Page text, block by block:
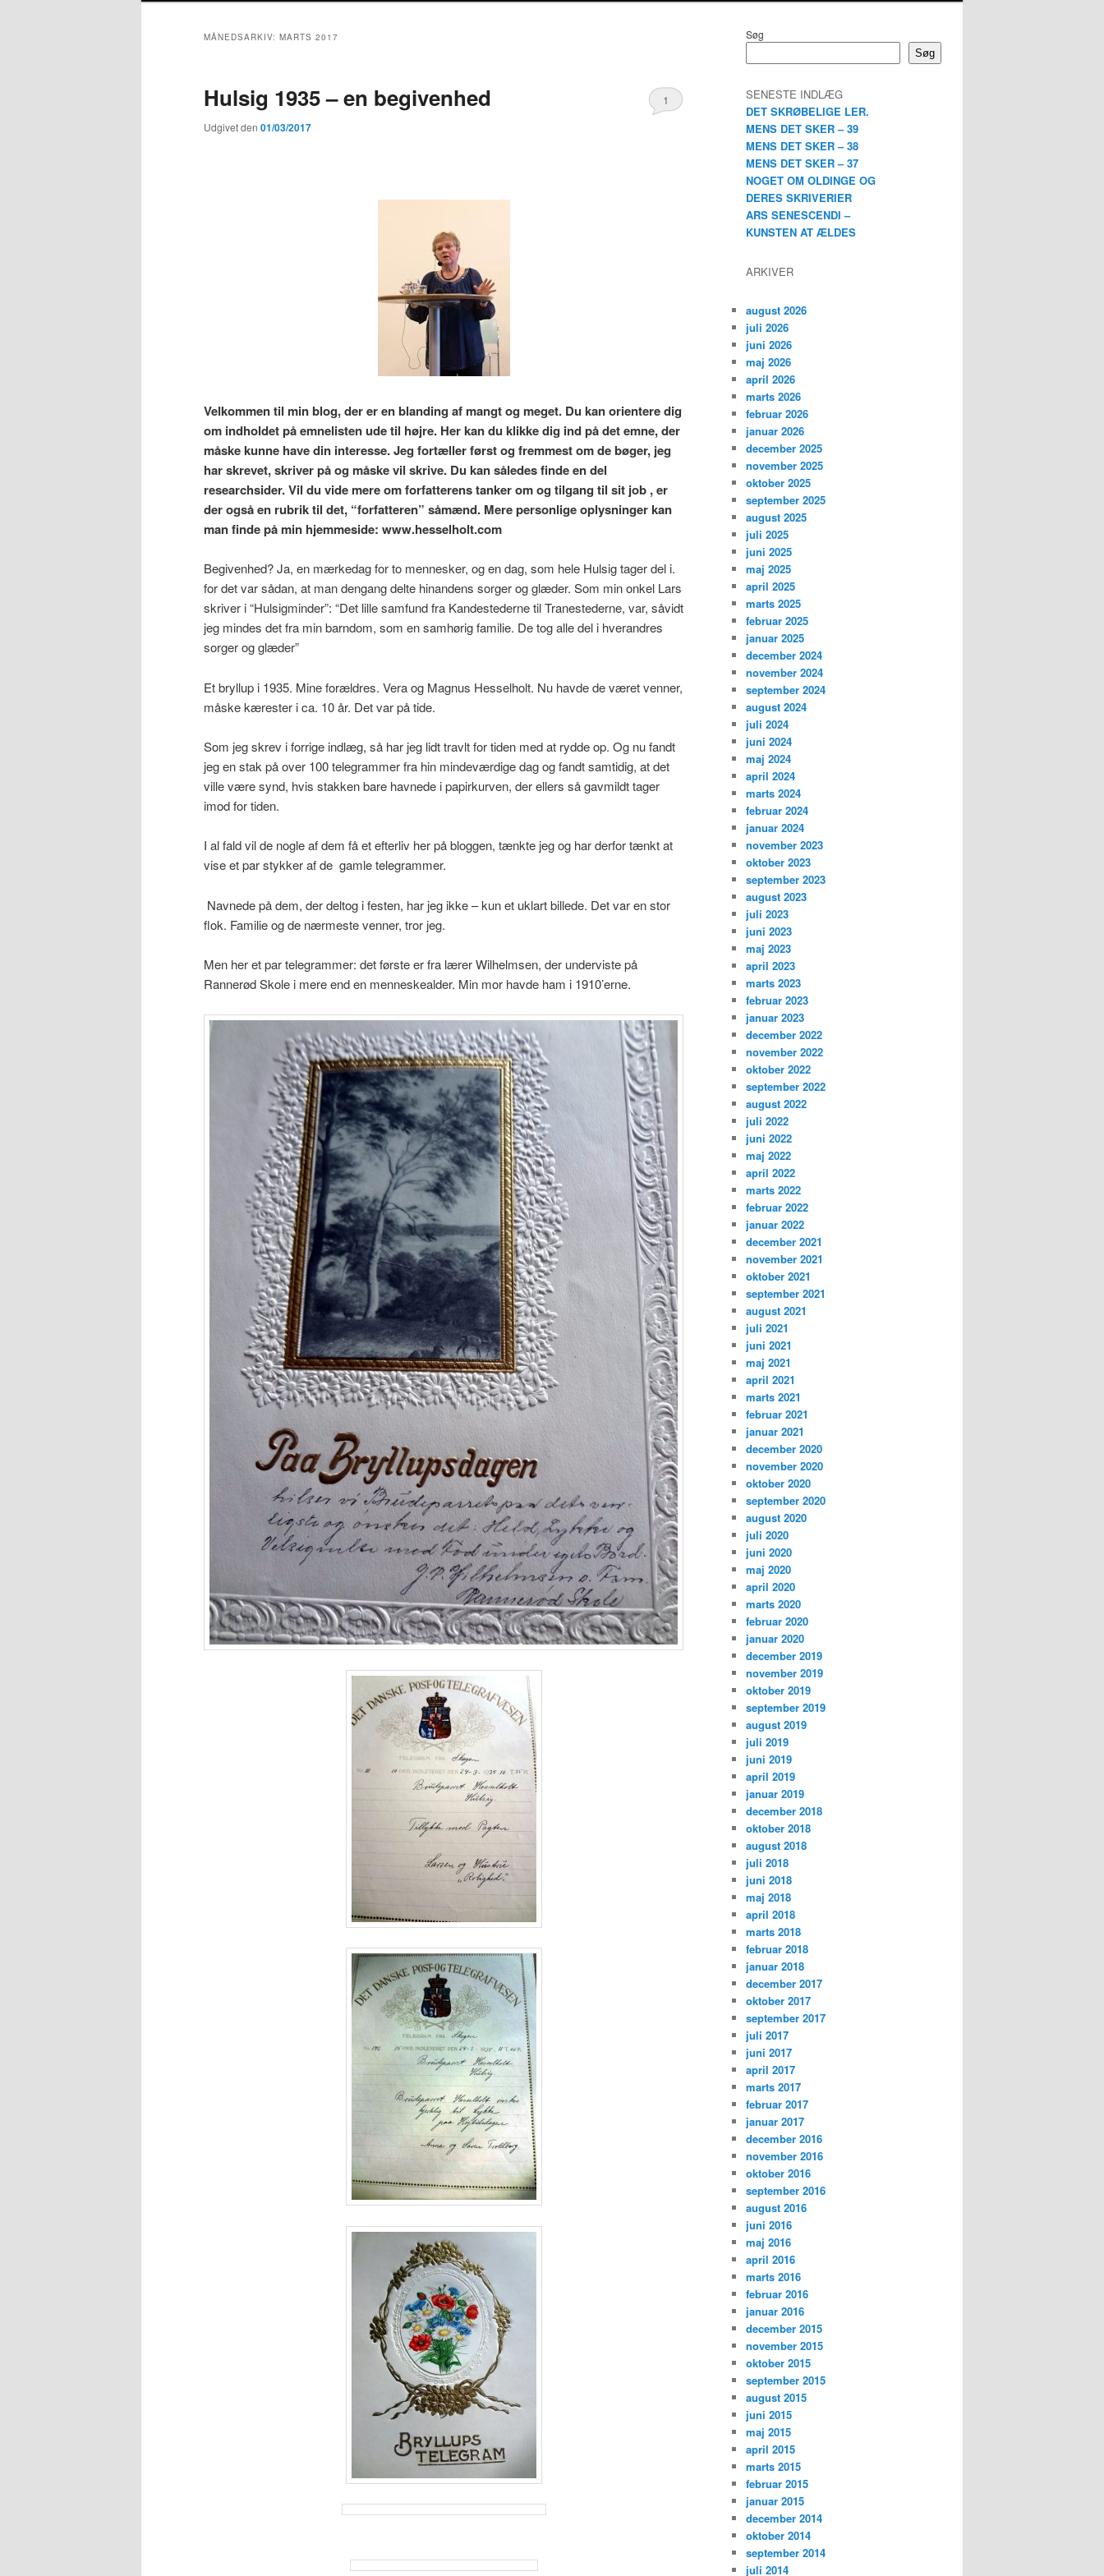
MÅNEDSARKIV: MARTS 2017
Hulsig 1935 – en begivenhed
Udgivet den 01/03/2017
1
Velkommen til min blog,der er en blanding af mangt og meget. Du kan orientere dig
om indholdet på emnelisten ude til højre. Her kan du klikke dig ind på det emne, der
måske kunne have din interesse. Jeg fortæller først og fremmest om de bøger, jeg
har skrevet, skriver på og måske vil skrive. Du kan således finde en del
researchsider. Vil du vide mere om forfatterens tanker om og tilgang til sit job , er
der også en rubrik til det, “forfatteren” såmænd. Mere personlige oplysninger kan
man finde på min hjemmeside: www.hesselholt.com
Begivenhed? Ja, en mærkedag for to mennesker, og en dag, som hele Hulsig tager del i.
for det var sådan, at man dengang delte hinandens sorger og glæder. Som min onkel Lars
skriver i “Hulsigminder”: “Det lille samfund fra Kandestederne til Tranestederne, var, såvidt
jeg mindes det fra min barndom, som en samhørig familie. De tog alle del i hverandres
sorger og glæder”
Et bryllup i 1935. Mine forældres. Vera og Magnus Hesselholt. Nu havde de været venner,
måske kærester i ca. 10 år. Det var på tide.
Som jeg skrev i forrige indlæg, så har jeg lidt travlt for tiden med at rydde op. Og nu fandt
jeg en stak på over 100 telegrammer fra hin mindeværdige dag og fandt samtidig, at det
ville være synd, hvis stakken bare havnede i papirkurven, der ellers så gavmildt tager
imod for tiden.
I al fald vil de nogle af dem få et efterliv her på bloggen, tænkte jeg og har derfor tænkt at
vise et par stykker af de gamle telegrammer.
Navnede på dem, der deltog i festen, har jeg ikke – kun et uklart billede. Det var en stor
flok. Familie og de nærmeste venner, tror jeg.
Men her et par telegrammer: det første er fra lærer Wilhelmsen, der underviste på
Rannerød Skole i mere end en menneskealder. Min mor havde ham i 1910’erne.
Søg
Søg
SENESTE INDLÆG
DET SKRØBELIGE LER.
MENS DET SKER – 39
MENS DET SKER – 38
MENS DET SKER – 37
NOGET OM OLDINGE OG
DERES SKRIVERIER
ARS SENESCENDI –
KUNSTEN AT ÆLDES
ARKIVER
august 2026
juli 2026
juni 2026
maj 2026
april 2026
marts 2026
februar 2026
januar 2026
december 2025
november 2025
oktober 2025
september 2025
august 2025
juli 2025
juni 2025
maj 2025
april 2025
marts 2025
februar 2025
januar 2025
december 2024
november 2024
september 2024
august 2024
juli 2024
juni 2024
maj 2024
april 2024
marts 2024
februar 2024
januar 2024
november 2023
oktober 2023
september 2023
august 2023
juli 2023
juni 2023
maj 2023
april 2023
marts 2023
februar 2023
januar 2023
december 2022
november 2022
oktober 2022
september 2022
august 2022
juli 2022
juni 2022
maj 2022
april 2022
marts 2022
februar 2022
januar 2022
december 2021
november 2021
oktober 2021
september 2021
august 2021
juli 2021
juni 2021
maj 2021
april 2021
marts 2021
februar 2021
januar 2021
december 2020
november 2020
oktober 2020
september 2020
august 2020
juli 2020
juni 2020
maj 2020
april 2020
marts 2020
februar 2020
januar 2020
december 2019
november 2019
oktober 2019
september 2019
august 2019
juli 2019
juni 2019
april 2019
januar 2019
december 2018
oktober 2018
august 2018
juli 2018
juni 2018
maj 2018
april 2018
marts 2018
februar 2018
januar 2018
december 2017
oktober 2017
september 2017
juli 2017
juni 2017
april 2017
marts 2017
februar 2017
januar 2017
december 2016
november 2016
oktober 2016
september 2016
august 2016
juni 2016
maj 2016
april 2016
marts 2016
februar 2016
januar 2016
december 2015
november 2015
oktober 2015
september 2015
august 2015
juni 2015
maj 2015
april 2015
marts 2015
februar 2015
januar 2015
december 2014
oktober 2014
september 2014
juli 2014